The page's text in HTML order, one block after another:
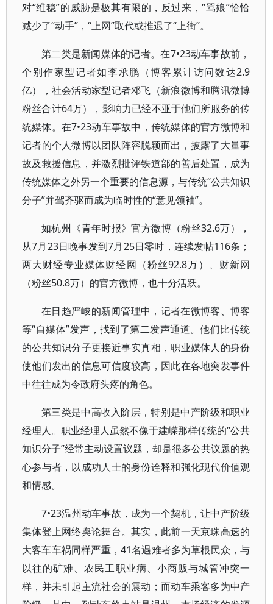
对“维稳”的威胁是极其有限的，反过来，“骂娘”恰恰
减少了“动手”，“上网”取代或推迟了“上街”。
第二类是新闻媒体的记者。在7•23动车事故前，
个别作家型记者如李承鹏（博客累计访问数达2.9
亿），社会活动家型记者邓飞（新浪微博和腾讯微博
粉丝合计64万），影响力已经不亚于他们所服务的传
统媒体。在7•23动车事故中，传统媒体的官方微博和
记者的个人微博以团队阵容脱颖而出，披露了大量事
故及救援信息，并激烈批评铁道部的善后处置，成为
传统媒体之外另一个重要的信息源，与传统“公共知识
分子”并驾齐驱而成为临时性的“意见领袖”。
如杭州《青年时报》官方微博（粉丝32.6万），
从7月23日晚事发到7月25日零时，连续发帖116条；
两大财经专业媒体财经网（粉丝92.8万）、财新网
（粉丝50.8万）的官方微博，也十分活跃。
在日趋严峻的新闻管理中，记者在微博客、博客
等“自媒体”发声，找到了第二发声通道。他们比传统
的公共知识分子更接近事实真相，职业媒体人的身份
使他们发出的信息可信度较高，因此在各地突发事件
中往往成为令政府头疼的角色。
第三类是中高收入阶层，特别是中产阶级和职业
经理人。职业经理人虽然不像于建嵘那样传统的“公共
知识分子”经常主动设置议题，却是很多公共议题的热
心参与者，以成功人士的身份诠释和强化现代价值观
和情感。
7•23温州动车事故，成为一个契机，让中产阶级
集体登上网络舆论舞台。其实，此前一天京珠高速的
大客车车祸同样严重，41名遇难者多为草根民众，与
以往的矿难、农民工职业病、小商贩与城管冲突一
样，并未引起主流社会的震动；而动车乘客多为中产